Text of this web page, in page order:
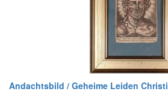
Andachtsbild / Geheime Leiden Christi